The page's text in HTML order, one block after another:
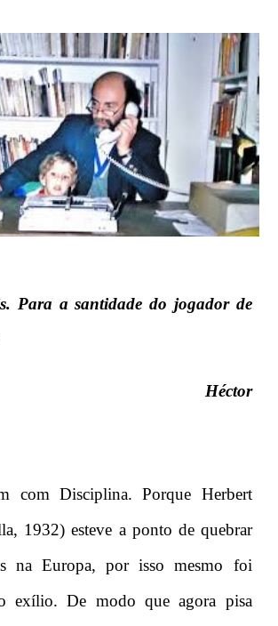
Para a santidade do jogador de
Héctor
com Disciplina. Porque Herbert
1932) esteve a ponto de quebrar
na Europa, por isso mesmo foi
exílio. De modo que agora pisa